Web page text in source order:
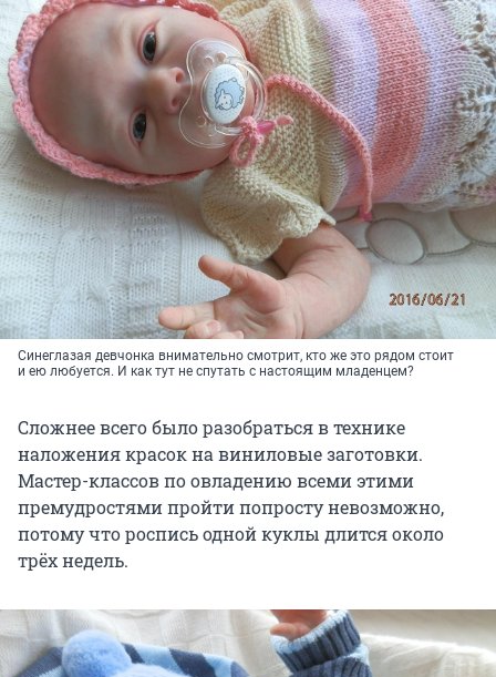
Синеглазая девчонка внимательно смотрит, кто же это рядом стоит
и ею любуется. И как тут не спутать с настоящим младенцем?
Сложнее всего было разобраться в технике
наложения красок на виниловые заготовки.
Мастер-классов по овладению всеми этими
премудростями пройти попросту невозможно,
потому что роспись одной куклы длится около
трёх недель.